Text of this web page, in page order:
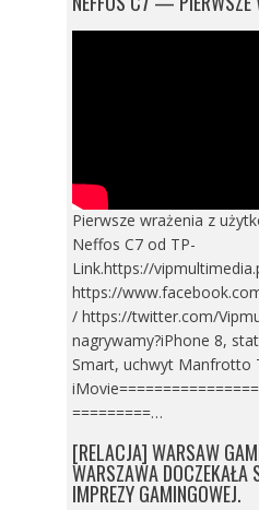
Pierwsze wrażenia z
Neffos C7 od TP-
Link.https://
https://
/ https://twitter.com/
nagrywamy?iPhone 8,
Smart, uchwyt Manfrotto
=========…
[RELACJA] WARSAW
WARSZAWA DOCZEKAŁA
IMPREZY GAMINGOWEJ.